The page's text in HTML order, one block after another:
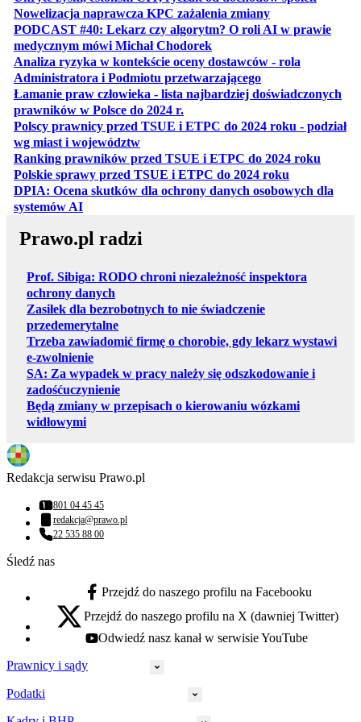
Nowelizacja naprawcza KPC zażalenia zmianyotwiera się w
PODCAST #40: Lekarz czy algorytm? O roli AI w prawie
medycznym mówi Michał Chodorekotwiera się w nowej karcie
Analiza ryzyka w kontekście oceny dostawców - rola
Administratora i Podmiotu przetwarzającegootwiera się w
Łamanie praw człowieka - lista najbardziej doświadczonych
prawników w Polsce do 2024 r.otwiera się w nowej karcie
Polscy prawnicy przed TSUE i ETPC do 2024 roku - podział
wg miast i województwotwiera się w nowej karcie
Ranking prawników przed TSUE i ETPC do 2024 roku
Polskie sprawy przed TSUE i ETPC do 2024 roku
DPIA: Ocena skutków dla ochrony danych osobowych dla
systemów AIotwiera się w nowej karcie
Prawo.pl radzi
Prof. Sibiga: RODO chroni niezależność inspektora
ochrony danych
Zasiłek dla bezrobotnych to nie świadczenie
przedemerytalne
Trzeba zawiadomić firmę o chorobie, gdy lekarz wystawi
e-zwolnienie
SA: Za wypadek w pracy należy się odszkodowanie i
zadośćuczynienie
Będą zmiany w przepisach o kierowaniu wózkami
widłowymi
Redakcja serwisu Prawo.pl
Numer telefonu:
801 04 45 45
Adres email:
redakcja@prawo.pl
Numer telefonu:
22 535 88 00
Śledź nas
facebook - otwiera się w nowej karcie
Przejdź do naszego profilu na Facebooku
x - otwiera się w nowej karcie
Przejdź do naszego profilu na X (dawniej Twitter)
youtube - otwiera się w nowej karcie
Odwiedź nasz kanał w serwisie YouTube
Prawnicy i sądy
Podatki